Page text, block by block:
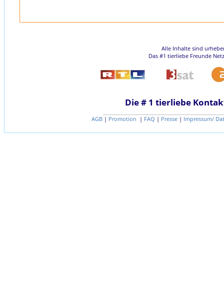
Alle Inhalte sind
Das #1 tierliebe Freunde
Die # 1 tierliebe
AGB | Promotion | FAQ | Presse | Impressum/